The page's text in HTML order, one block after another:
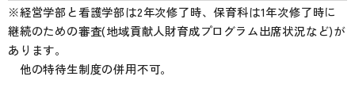
※経営学部と看護学部は2年次修了時、保育科は1年次修了時に
継続のための審査(地域貢献人財育成プログラム出席状況など)が
あります。
他の特待生制度の併用不可。